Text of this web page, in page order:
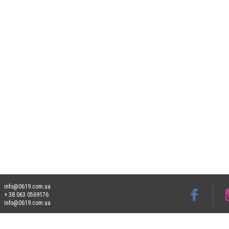
info@0619.com.ua
+ 38 063 0569176
info@0619.com.ua